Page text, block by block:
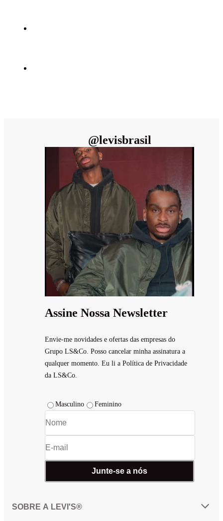
@levisbrasil
Assine Nossa Newsletter
Envie-me novidades e ofertas das empresas do
Grupo LS&Co. Posso cancelar minha assinatura a
qualquer momento. Eu li a Política de Privacidade
da LS&Co.
Masculino Feminino
Junte-se a nós
SOBRE A LEVI'S®